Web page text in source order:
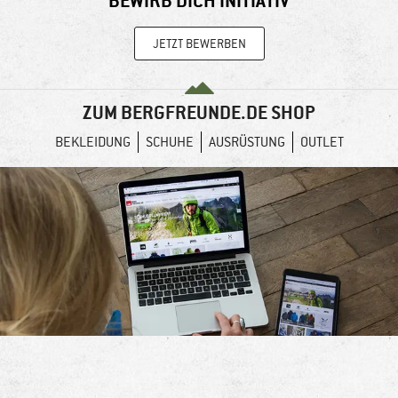
JETZT BEWERBEN
ZUM BERGFREUNDE.DE SHOP
BEKLEIDUNG SCHUHE AUSRÜSTUNG OUTLET